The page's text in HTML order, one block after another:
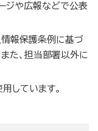
ジや広報などで公表
報保護条例に基づ
た、担当部署以外に
用しています。